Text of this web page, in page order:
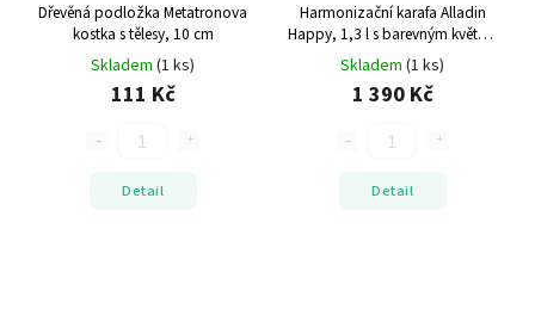
Dřevěná podložka Metatronova
kostka s tělesy, 10 cm
Skladem (1 ks)
111 Kč
Detail
Harmonizační karafa Alladin
Happy, 1,3 l s barevným květem
života
ruční výroba
Skladem (1 ks)
1 390 Kč
Detail